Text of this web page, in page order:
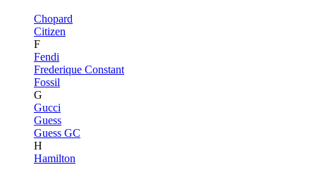
Chopard
Citizen
F
Fendi
Frederique Constant
Fossil
G
Gucci
Guess
Guess GC
H
Hamilton